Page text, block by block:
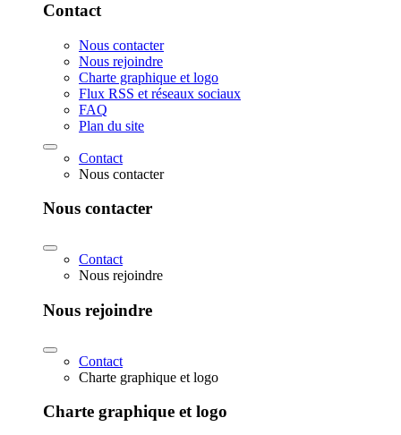
Contact
Nous contacter
Nous rejoindre
Charte graphique et logo
Flux RSS et réseaux sociaux
FAQ
Plan du site
Contact
Nous contacter
Nous contacter
Contact
Nous rejoindre
Nous rejoindre
Contact
Charte graphique et logo
Charte graphique et logo